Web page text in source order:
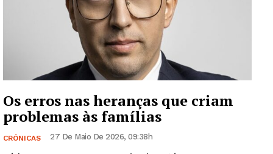
Os erros nas heranças que criam
problemas às famílias
CRÓNICAS 27 De Maio De 2026, 09:38h